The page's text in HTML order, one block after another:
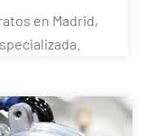
en Madrid,